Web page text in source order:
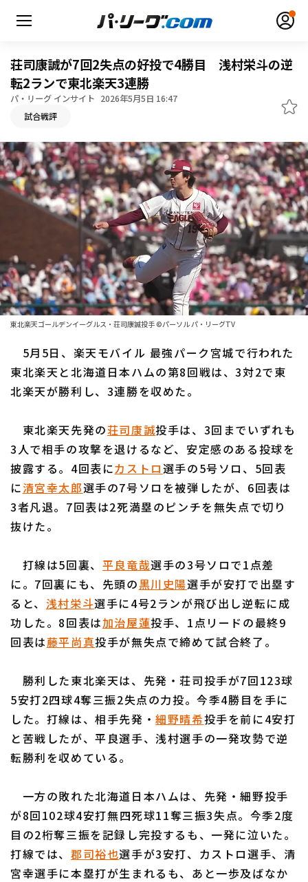
HOME
動画
日程・結果
順位表･成績
1軍公式戦
ファーム東地区
ファーム西地区
交流戦
選手名鑑
選手名鑑トップ
北海道日本ハムファイターズ
東北楽天ゴールデンイーグルス
千葉ロッテマリーンズ
オリックス・バファローズ
福岡ソフトバンクホークス
ニュース
設定
利用規約 プライバシーポリシー
運営会社（別ウィンドウで開く） よくある質問
荘司康誠が7回2失点の好投で4勝目 浅村栄斗の逆
転2ランで東北楽天3連勝
パ・リーグ インサイト 2026年5月5日 16:47
試合戦評
東北楽天ゴールデンイーグルス・荘司康誠投手 ©パーソル パ・リーグTV
5月5日、楽天モバイル 最強パーク宮城で行われた
東北楽天と北海道日本ハムの第8回戦は、3対2で東
北楽天が勝利し、3連勝を収めた。
東北楽天先発の荘司康誠投手は、3回までいずれも
3人で相手の攻撃を退けるなど、安定感のある投球を
披露する。4回表にカストロ選手の5号ソロ、5回表
に清宮幸太郎選手の7号ソロを被弾したが、6回表は
3者凡退。7回表は2死満塁のピンチを無失点で切り
抜けた。
打線は5回裏、 平良竜哉選手の3号ソロで1点差
に。7回裏にも、先頭の黒川史陽選手が安打で出塁す
ると、 浅村栄斗選手に4号2ランが飛び出し逆転に成
功した。8回表は加治屋蓮投手、1点リードの最終9
回表は藤平尚真投手が無失点で締めて試合終了。
勝利した東北楽天は、先発・荘司投手が7回123球
5安打2四球4奪三振2失点の力投。今季4勝目を手に
した。打線は、相手先発・細野晴希投手を前に4安打
と苦戦したが、平良選手、浅村選手の一発攻勢で逆
転勝利を収めている。
一方の敗れた北海道日本ハムは、先発・細野投手
が8回102球4安打無四死球11奪三振3失点。今季2度
目の2桁奪三振を記録し完投するも、一発に泣いた。
打線では、 郡司裕也選手が3安打、カストロ選手、清
宮幸選手に本塁打が生まれるも、あと一歩及ばなか